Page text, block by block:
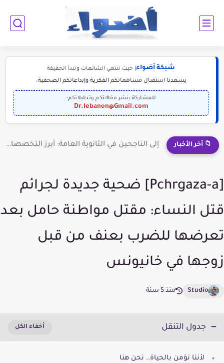
شبكة أضواء | حيث تنتهي الشائعات وتبدأ الحقيقة
يسعدنا استقبال مساهماتكم الفكرية وإبداعاتكم الصحفية.
للمشاركة بنشر مقالاتكم وتحليلاتكم:
Dr.lebanon@Gmail.com
📁 آخر الأخبار إلى الناجحين في الثانوية العامة: أبرز التخصصات المطلوبة للمستقبل (2030-2050)
[Pchrgaza-a] ضحية جديدة لجرائم
قتل النساء: مقتل مواطنة حامل بعد
تعرضها للضرب بعنف من قبل
زوجها في خانيونس
Studio منذ 5 سنة
جدول التنقل
لأننا نؤمن بالحياة.. نحن هنا